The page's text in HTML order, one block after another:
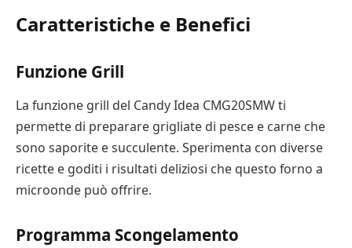
Caratteristiche e Benefici
Funzione Grill
La funzione grill del Candy Idea CMG20SMW ti
permette di preparare grigliate di pesce e carne che
sono saporite e succulente. Sperimenta con diverse
ricette e goditi i risultati deliziosi che questo forno a
microonde può offrire.
Programma Scongelamento